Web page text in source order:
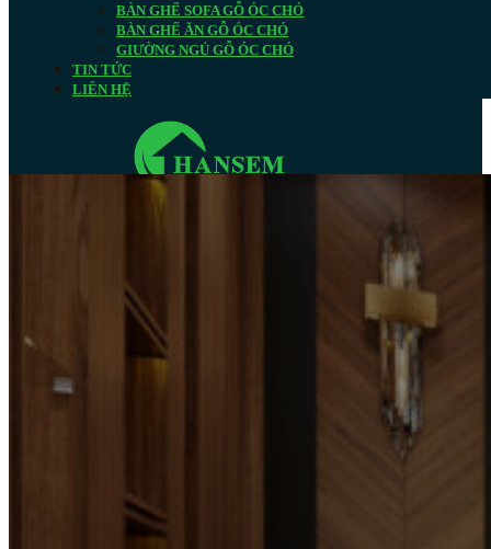
BÀN GHẾ SOFA GỖ ÓC CHÓ
BÀN GHẾ ĂN GỖ ÓC CHÓ
GIƯỜNG NGỦ GỖ ÓC CHÓ
TIN TỨC
LIÊN HỆ
Thiết Kế Nội Thất Gỗ Công
Nghiệp Nhà Chị Hải Tp Vinh
Dự Án
Dự Án Thiết Kế Nội Thất